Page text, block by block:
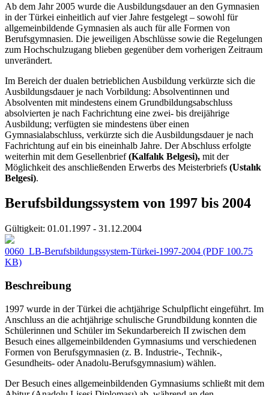
Ab dem Jahr 2005 wurde die Ausbildungsdauer an den Gymnasien
in der Türkei einheitlich auf vier Jahre festgelegt – sowohl für
allgemeinbildende Gymnasien als auch für alle Formen von
Berufsgymnasien. Die jeweiligen Abschlüsse sowie die Regelungen
zum Hochschulzugang blieben gegenüber dem vorherigen Zeitraum
unverändert.
Im Bereich der dualen betrieblichen Ausbildung verkürzte sich die
Ausbildungsdauer je nach Vorbildung: Absolventinnen und
Absolventen mit mindestens einem Grundbildungsabschluss
absolvierten je nach Fachrichtung eine zwei- bis dreijährige
Ausbildung; verfügten sie mindestens über einen
Gymnasialabschluss, verkürzte sich die Ausbildungsdauer je nach
Fachrichtung auf ein bis eineinhalb Jahre. Der Abschluss erfolgte
weiterhin mit dem Gesellenbrief(Kalfalık Belgesi), mit der
Möglichkeit des anschließenden Erwerbs des Meisterbriefs (Ustalık
Belgesi).
Berufsbildungssystem von 1997 bis 2004
Gültigkeit: 01.01.1997 - 31.12.2004
0060_LB-Berufsbildungssystem-Türkei-1997-2004 (PDF 100.75
KB)
Beschreibung
1997 wurde in der Türkei die achtjährige Schulpflicht eingeführt. Im
Anschluss an die achtjährige schulische Grundbildung konnten die
Schülerinnen und Schüler im Sekundarbereich II zwischen dem
Besuch eines allgemeinbildenden Gymnasiums und verschiedenen
Formen von Berufsgymnasien (z. B. Industrie-, Technik-,
Gesundheits- oder Anadolu-Berufsgymnasium) wählen.
Der Besuch eines allgemeinbildenden Gymnasiums schließt mit dem